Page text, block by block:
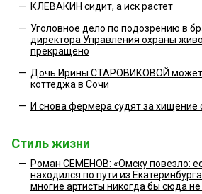
— КЛЕВАКИН сидит, а иск растет
— Уголовное дело по подозрению в
директора Управления охраны
прекращено
— Дочь Ирины СТАРОВИКОВОЙ может
коттеджа в Сочи
— И снова фермера судят за хищение
Стиль жизни
— Роман СЕМЕНОВ: «Омску повезло:
находился по пути из
многие артисты никогда бы сюда не